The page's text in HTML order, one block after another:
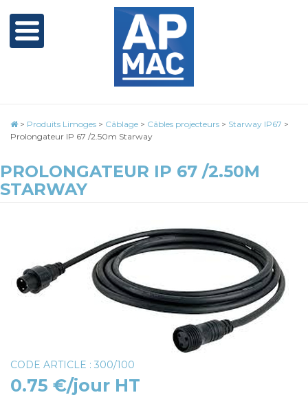
> Produits Limoges > Câblage > Câbles projecteurs > Starway IP67 >
Prolongateur IP 67 /2.50m Starway
PROLONGATEUR IP 67 /2.50M
STARWAY
CODE ARTICLE : 300/100
0.75 €/jour HT